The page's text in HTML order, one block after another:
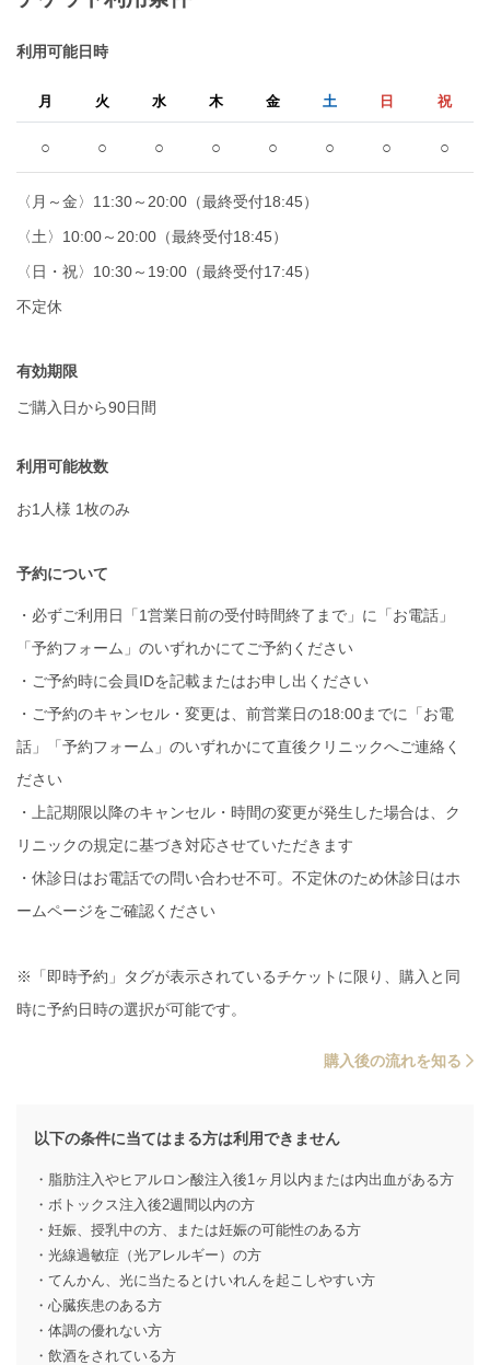
利用可能日時
月 火 水 木 金 土 日 祝
○ ○ ○ ○ ○ ○ ○ ○
〈月～金〉11:30～20:00（最終受付18:45）
〈土〉10:00～20:00（最終受付18:45）
〈日・祝〉10:30～19:00（最終受付17:45）
不定休
有効期限
ご購入日から90日間
利用可能枚数
お1人様 1枚のみ
予約について
・必ずご利用日「1営業日前の受付時間終了まで」に「お電話」
「予約フォーム」のいずれかにてご予約ください
・ご予約時に会員IDを記載またはお申し出ください
・ご予約のキャンセル・変更は、前営業日の18:00までに「お電
話」「予約フォーム」のいずれかにて直後クリニックへご連絡く
ださい
・上記期限以降のキャンセル・時間の変更が発生した場合は、ク
リニックの規定に基づき対応させていただきます
・休診日はお電話での問い合わせ不可。不定休のため休診日はホ
ームページをご確認ください
※「即時予約」タグが表示されているチケットに限り、購入と同
時に予約日時の選択が可能です。
購入後の流れを知る
以下の条件に当てはまる方は利用できません
・脂肪注入やヒアルロン酸注入後1ヶ月以内または内出血がある方
・ボトックス注入後2週間以内の方
・妊娠、授乳中の方、または妊娠の可能性のある方
・光線過敏症（光アレルギー）の方
・てんかん、光に当たるとけいれんを起こしやすい方
・心臓疾患のある方
・体調の優れない方
・飲酒をされている方